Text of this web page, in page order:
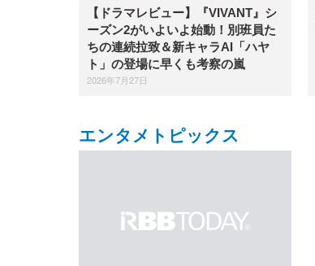
【ドラマレビュー】​『VIVANT』シ
ーズン2がいよいよ始動！別班員た
ちの連続拉致＆新キャラAI「ハヤ
ト」の登場に早くも考察の嵐
2026年7月27日
エンタメトピックス